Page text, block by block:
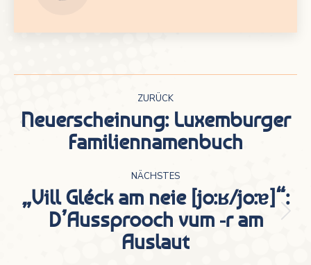
Kommentarnavigation
ZURÜCK
Vorheriger
Beitrag:
Neuerscheinung: Luxemburger
Familiennamenbuch
NÄCHSTES
Nächster
Beitrag:
„Vill Gléck am neie [jo:ʁ/jo:ɐ]“:
D’Aussprooch vum -r am
Auslaut